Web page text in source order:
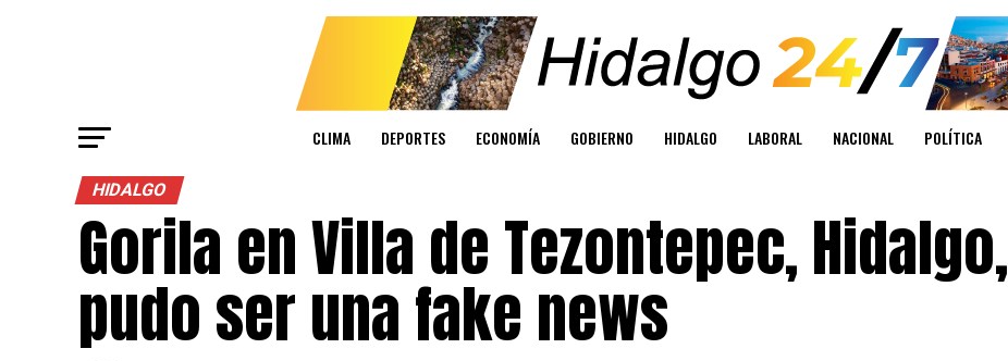
CLIMA DEPORTES ECONOMÍA GOBIERNO HIDALGO LABORAL NACIONAL POLÍTICA
HIDALGO
Gorila en Villa de Tezontepec, Hidalgo,
pudo ser una fake news